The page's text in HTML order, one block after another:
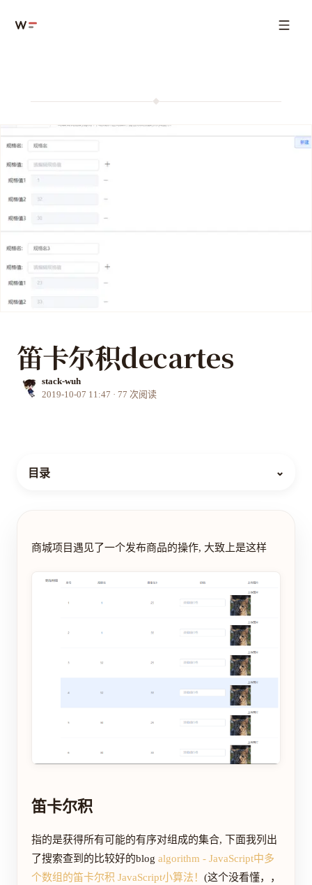
笛卡尔积decartes
stack-wuh
2019-10-07 11:47 · 77 次阅读
目录 ⌄
商城项目遇见了一个发布商品的操作, 大致上是这样
笛卡尔积
指的是获得所有可能的有序对组成的集合, 下面我列出
了搜索查到的比较好的blog algorithm - JavaScript中多
个数组的笛卡尔积 JavaScript小算法！ (这个没看懂，，